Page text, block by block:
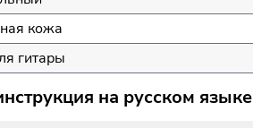
кожа
гитары
на русском языке